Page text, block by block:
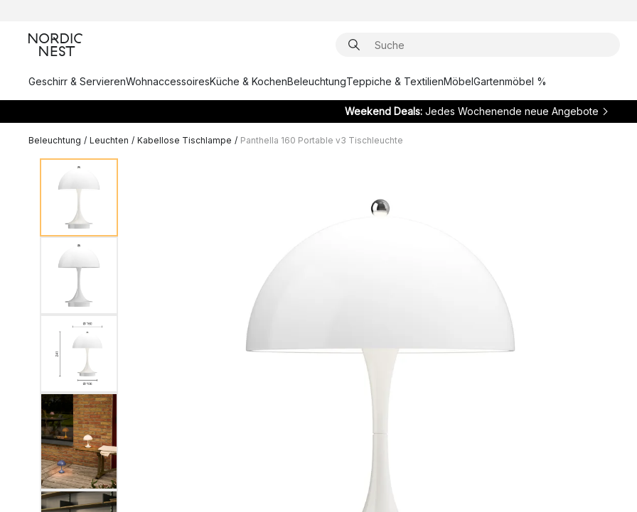
Geschirr & ServierenWohnaccessoiresKüche & KochenBeleuchtungTeppiche & TextilienMöbelGartenmöbel %
Weekend Deals:Jedes Wochenende neue Angebote
Beleuchtung / Leuchten / Kabellose Tischlampe / Panthella 160 Portable v3 Tischleuchte